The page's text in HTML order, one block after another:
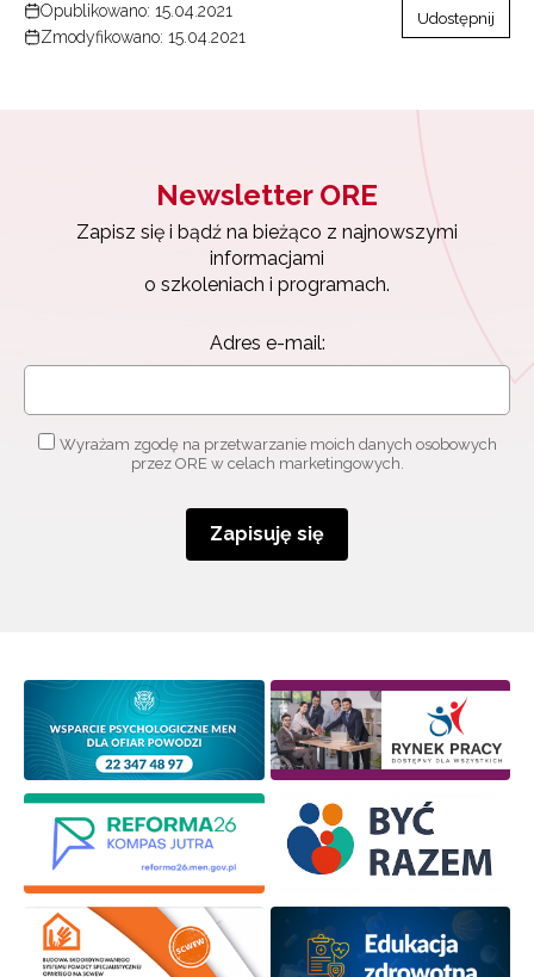
Opublikowano: 15.04.2021
Zmodyfikowano: 15.04.2021
Udostępnij
Newsletter ORE
Zapisz się i bądź na bieżąco z najnowszymi
informacjami
o szkoleniach i programach.
Adres e-mail:
Wyrażam zgodę na przetwarzanie moich danych osobowych
przez ORE w celach marketingowych.
Zapisuję się
Newsletter ORE
Zapisz się i bądź na bieżąco z najnowszymi
informacjami
o szkoleniach i programach.
osobowych przez ORE w celach marketingowych.
Zapisuję się